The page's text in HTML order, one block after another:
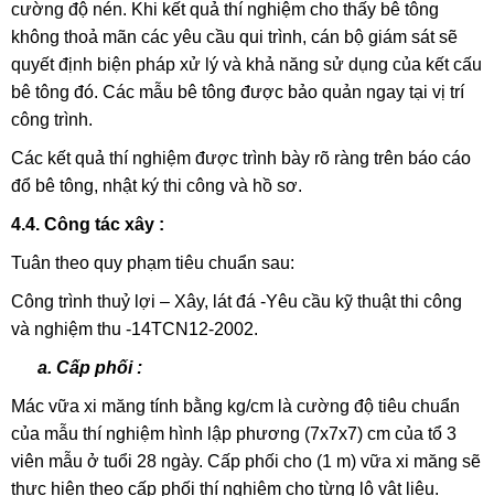
cường độ nén. Khi kết quả thí nghiệm cho thấy bê tông
không thoả mãn các yêu cầu qui trình, cán bộ giám sát sẽ
quyết định biện pháp xử lý và khả năng sử dụng của kết cấu
bê tông đó. Các mẫu bê tông được bảo quản ngay tại vị trí
công trình.
Các kết quả thí nghiệm được trình bày rõ ràng trên báo cáo
đổ bê tông, nhật ký thi công và hồ sơ.
4.4. Công tác xây :
Tuân theo quy phạm tiêu chuẩn sau:
Công trình thuỷ lợi – Xây, lát đá -Yêu cầu kỹ thuật thi công
và nghiệm thu -14TCN12-2002.
a. Cấp phối :
Mác vữa xi măng tính bằng kg/cm là cường độ tiêu chuẩn
của mẫu thí nghiệm hình lập phương (7x7x7) cm của tổ 3
viên mẫu ở tuổi 28 ngày. Cấp phối cho (1 m) vữa xi măng sẽ
thực hiện theo cấp phối thí nghiệm cho từng lô vật liệu.